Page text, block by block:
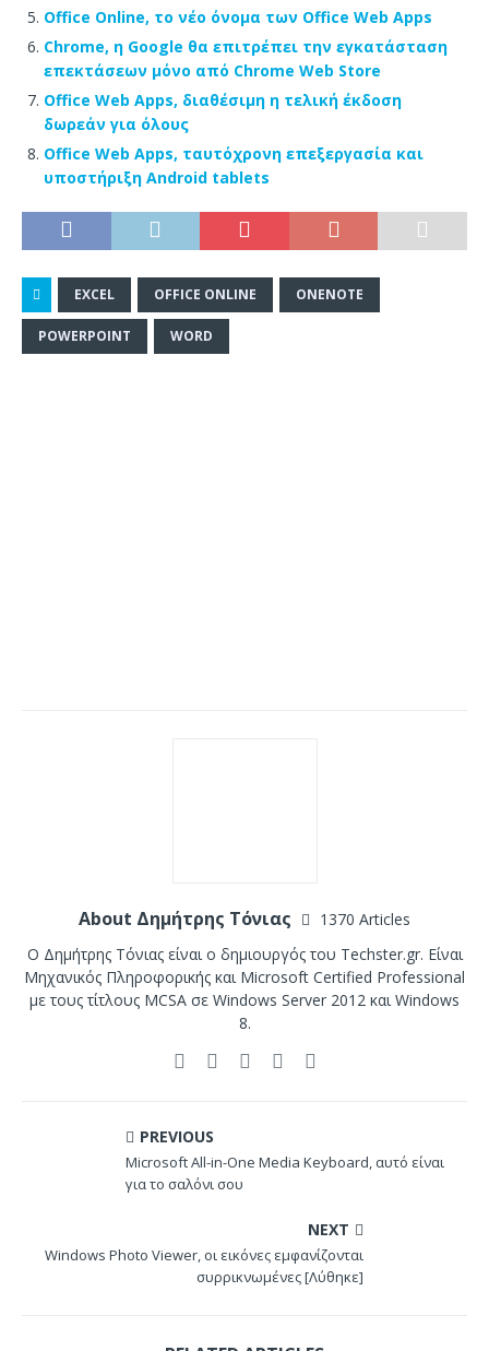
Office Online, το νέο όνομα των Office Web Apps
Chrome, η Google θα επιτρέπει την εγκατάσταση
επεκτάσεων μόνο από Chrome Web Store
Office Web Apps, διαθέσιμη η τελική έκδοση
δωρεάν για όλους
Office Web Apps, ταυτόχρονη επεξεργασία και
υποστήριξη Android tablets
EXCEL OFFICE ONLINE ONENOTE
POWERPOINT WORD
About Δημήτρης Τόνιας
1370 Articles
Ο Δημήτρης Τόνιας είναι ο δημιουργός του Techster.gr. Είναι
Μηχανικός Πληροφορικής και Microsoft Certified Professional
με τους τίτλους MCSA σε Windows Server 2012 και Windows
8.
PREVIOUS
Microsoft All-in-One Media Keyboard, αυτό είναι
για το σαλόνι σου
NEXT
Windows Photo Viewer, οι εικόνες εμφανίζονται
συρρικνωμένες [Λύθηκε]